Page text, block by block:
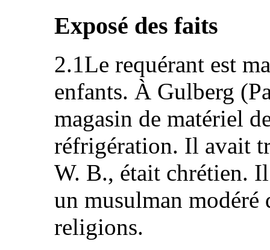
Exposé des faits
2.1Le requérant est
enfants. À Gulberg
magasin de matériel
réfrigération. Il avait
W. B., était chrétien.
un musulman modéré
religions.